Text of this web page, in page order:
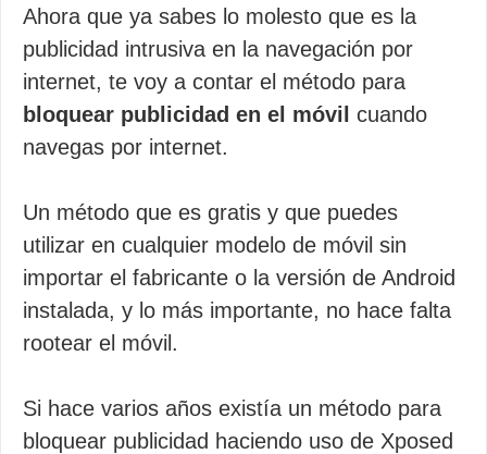
Ahora que ya sabes lo molesto que es la
publicidad intrusiva en la navegación por
internet, te voy a contar el método para
bloquear publicidad en el móvil cuando
navegas por internet.
Un método que es gratis y que puedes
utilizar en cualquier modelo de móvil sin
importar el fabricante o la versión de Android
instalada, y lo más importante, no hace falta
rootear el móvil.
Si hace varios años existía un método para
bloquear publicidad haciendo uso de Xposed